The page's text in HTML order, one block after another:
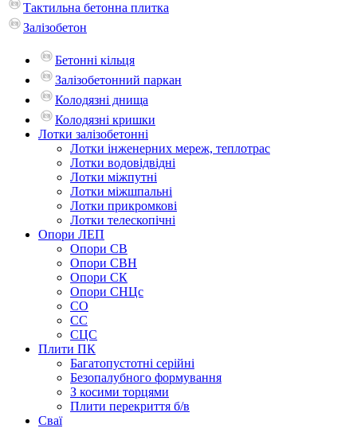
Тактильна бетонна плитка
Залізобетон
Бетонні кільця
Залізобетонний паркан
Колодязні днища
Колодязні кришки
Лотки залізобетонні
Лотки інженерних мереж, теплотрас
Лотки водовідвідні
Лотки міжпутні
Лотки міжшпальні
Лотки прикромкові
Лотки телескопічні
Опори ЛЕП
Опори СВ
Опори СВН
Опори СК
Опори СНЦс
СО
СС
СЦС
Плити ПК
Багатопустотні серійні
Безопалубного формування
З косими торцями
Плити перекриття б/в
Сваї